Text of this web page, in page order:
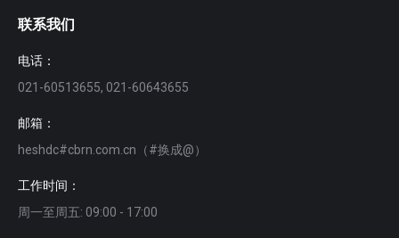
联系我们
电话：
021-60513655, 021-60643655
邮箱：
heshdc#cbrn.com.cn（#换成@）
工作时间：
周一至周五: 09:00 - 17:00